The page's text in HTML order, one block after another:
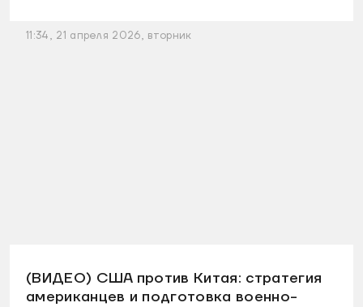
11:34, 21 апреля 2026, вторник
(ВИДЕО) США против Китая: стратегия
американцев и подготовка военно-